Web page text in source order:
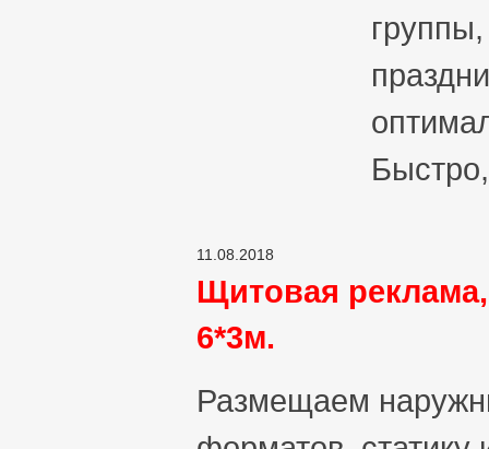
11.08.2018
Щитовая
6*3м.
Размещаем